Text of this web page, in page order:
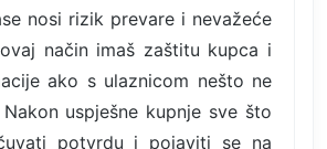
nosi rizik prevare i nevažeće
način imaš zaštitu kupca i
ako s ulaznicom nešto ne
uspješne kupnje sve što
potvrdu i pojaviti se na